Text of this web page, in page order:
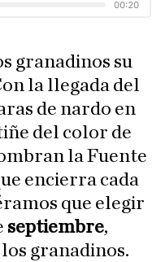
granadinos su
la llegada del
de nardo en
del color de
la Fuente
encierra cada
que elegir
septiembre,
granadinos.